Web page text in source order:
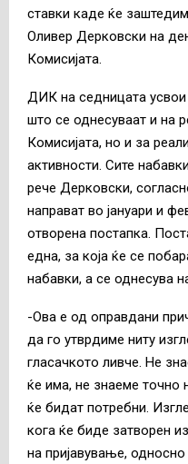
ставки каде ќе
Оливер Дерковски на
Комисијата.
ДИК на седницата усвои
што се однесуваат и на
Комисијата, но и за
активности. Сите
рече Дерковски,
направат во јануари и
отворена постапка.
една, за која ќе се
набавки, а се однесува
-Ова е од оправдани
да го утврдиме ниту
гласачкото ливче. Не
ќе има, не знаеме точно
ќе бидат потребни.
кога ќе биде затворен
на пријавување,